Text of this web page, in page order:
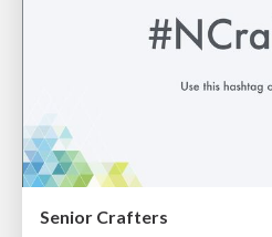
Senior Crafters